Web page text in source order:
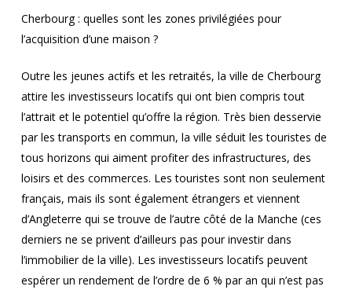
Cherbourg : quelles sont les zones privilégiées pour
l’acquisition d’une maison ?
Outre les jeunes actifs et les retraités, la ville de Cherbourg
attire les investisseurs locatifs qui ont bien compris tout
l’attrait et le potentiel qu’offre la région. Très bien desservie
par les transports en commun, la ville séduit les touristes de
tous horizons qui aiment profiter des infrastructures, des
loisirs et des commerces. Les touristes sont non seulement
français, mais ils sont également étrangers et viennent
d’Angleterre qui se trouve de l’autre côté de la Manche (ces
derniers ne se privent d’ailleurs pas pour investir dans
l’immobilier de la ville). Les investisseurs locatifs peuvent
espérer un rendement de l’ordre de 6 % par an qui n’est pas